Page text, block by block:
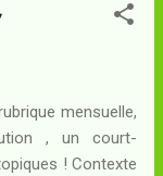
conclut dans ce
cette fois-ci
particulier...
petite troupe ont
mensuelle,
, un court-
! Contexte